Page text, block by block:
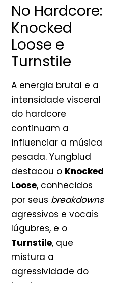
No Hardcore:
Knocked
Loose e
Turnstile
A energia brutal e a
intensidade visceral
do hardcore
continuam a
influenciar a música
pesada. Yungblud
destacou o Knocked
Loose, conhecidos
por seus breakdowns
agressivos e vocais
lúgubres, e o
Turnstile, que
mistura a
agressividade do